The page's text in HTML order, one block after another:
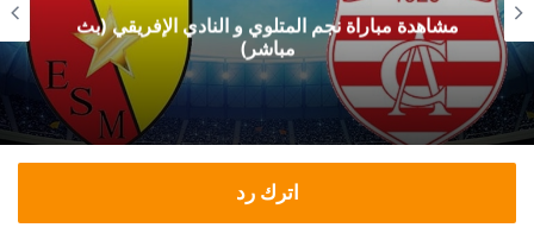
مشاهدة مباراة نجم المتلوي و النادي الإفريقي (بث
مباشر)
اترك رد